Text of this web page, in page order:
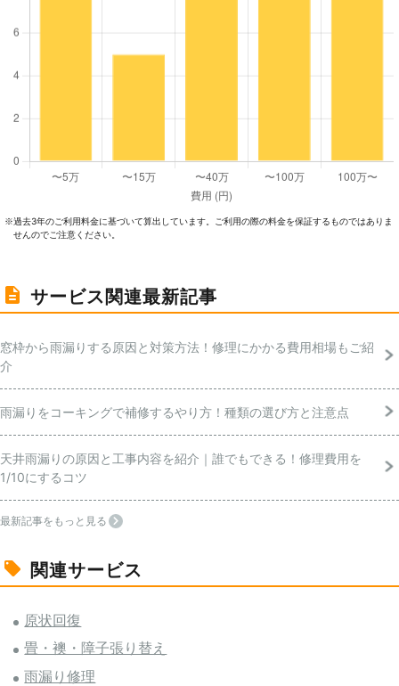
※過去3年のご利⽤料⾦に基づいて算出しています。ご利⽤の際の料⾦を保証するものではありま
せんのでご注意ください。
サービス関連最新記事
窓枠から雨漏りする原因と対策方法！修理にかかる費用相場もご紹
介
雨漏りをコーキングで補修するやり方！種類の選び方と注意点
天井雨漏りの原因と工事内容を紹介｜誰でもできる！修理費用を
1/10にするコツ
最新記事をもっと見る
関連サービス
原状回復
畳・襖・障子張り替え
雨漏り修理